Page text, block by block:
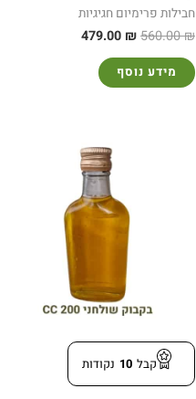
חבילות פרימיום חגיגיות
560.00₪
479.00 ₪
מידע נוסף
קבל 10 נקודות